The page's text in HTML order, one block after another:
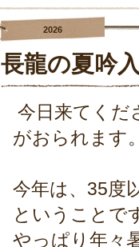
2026
長龍の夏吟
今日来てくだ
がおられます
今年は、35度
ということで
やっぱり年々